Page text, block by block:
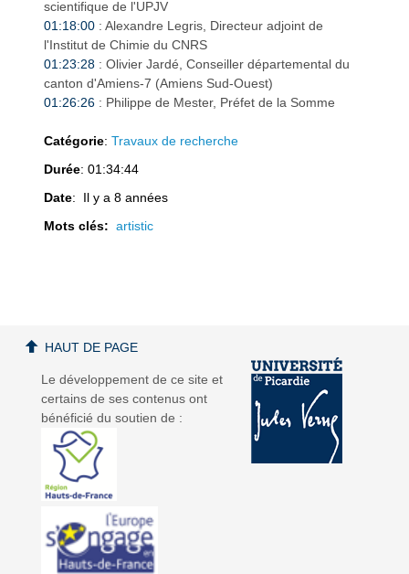
i
é
i
é
scientifique de l'UPJV
01:18:00 : Alexandre Legris, Directeur adjoint de
l'Institut de Chimie du CNRS
01:23:28 : Olivier Jardé, Conseiller départemental du
canton d'Amiens-7 (Amiens Sud-Ouest)
01:26:26 : Philippe de Mester, Préfet de la Somme
Catégorie:Travaux de recherche
Durée: 01:34:44
Date: Il y a 8 années
Mots clés:artistic
Le développement de ce site et
certains de ses contenus ont
bénéficié du soutien de :
HAUT DE PAGE